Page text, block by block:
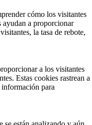
cómo los visitantes
ayudan a proporcionar
la tasa de rebote,
a los visitantes
Estas cookies rastrean a
para